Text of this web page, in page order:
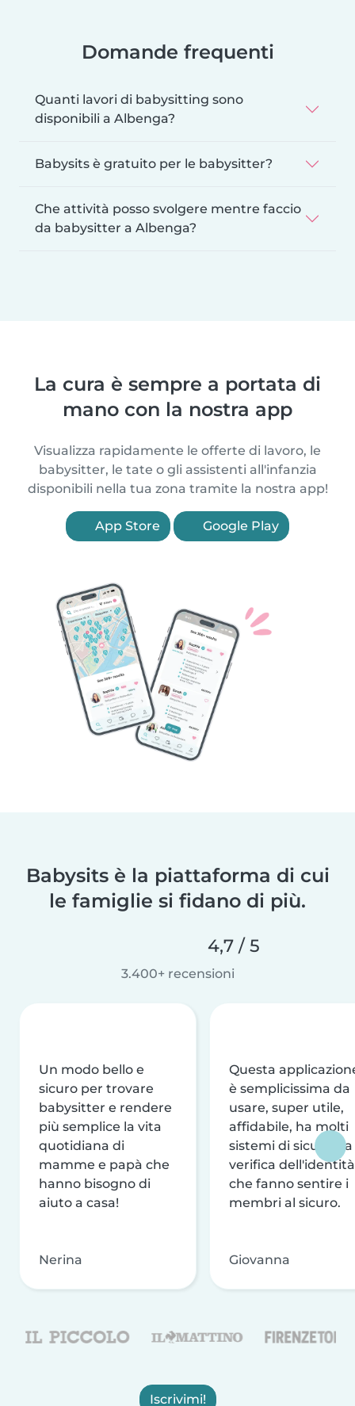
Domande frequenti
Quanti lavori di babysitting sono
disponibili a Albenga?
Babysits è gratuito per le babysitter?
Che attività posso svolgere mentre faccio
da babysitter a Albenga?
La cura è sempre a portata di
mano con la nostra app
Visualizza rapidamente le offerte di lavoro, le
babysitter, le tate o gli assistenti all'infanzia
disponibili nella tua zona tramite la nostra app!
App Store Google Play
Babysits è la piattaforma di cui
le famiglie si fidano di più.
4,7 / 5
3.400+ recensioni
Un modo bello e
sicuro per trovare
babysitter e rendere
più semplice la vita
quotidiana di
mamme e papà che
hanno bisogno di
aiuto a casa!
Nerina
Questa
è semplicissima da
usare, super utile,
affidabile, ha molti
sistemi di sicurezza
verifica dell'identità
che fanno sentire i
membri al sicuro.
Giovanna
Iscrivimi!